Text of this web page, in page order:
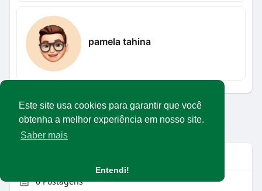
Este site usa cookies para garantir que você
obtenha a melhor experiência em nosso site.
Saber mais
Entendi!
pamela tahina
Carregar mais usuários
0Postagens